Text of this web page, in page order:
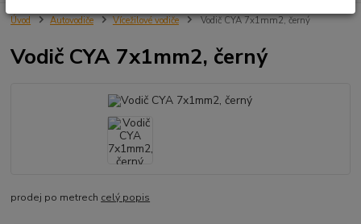
Úvod Autovodiče Vícežilové vodiče Vodič CYA 7x1mm2, černý
Vodič CYA 7x1mm2, černý
prodej po metrech celý popis